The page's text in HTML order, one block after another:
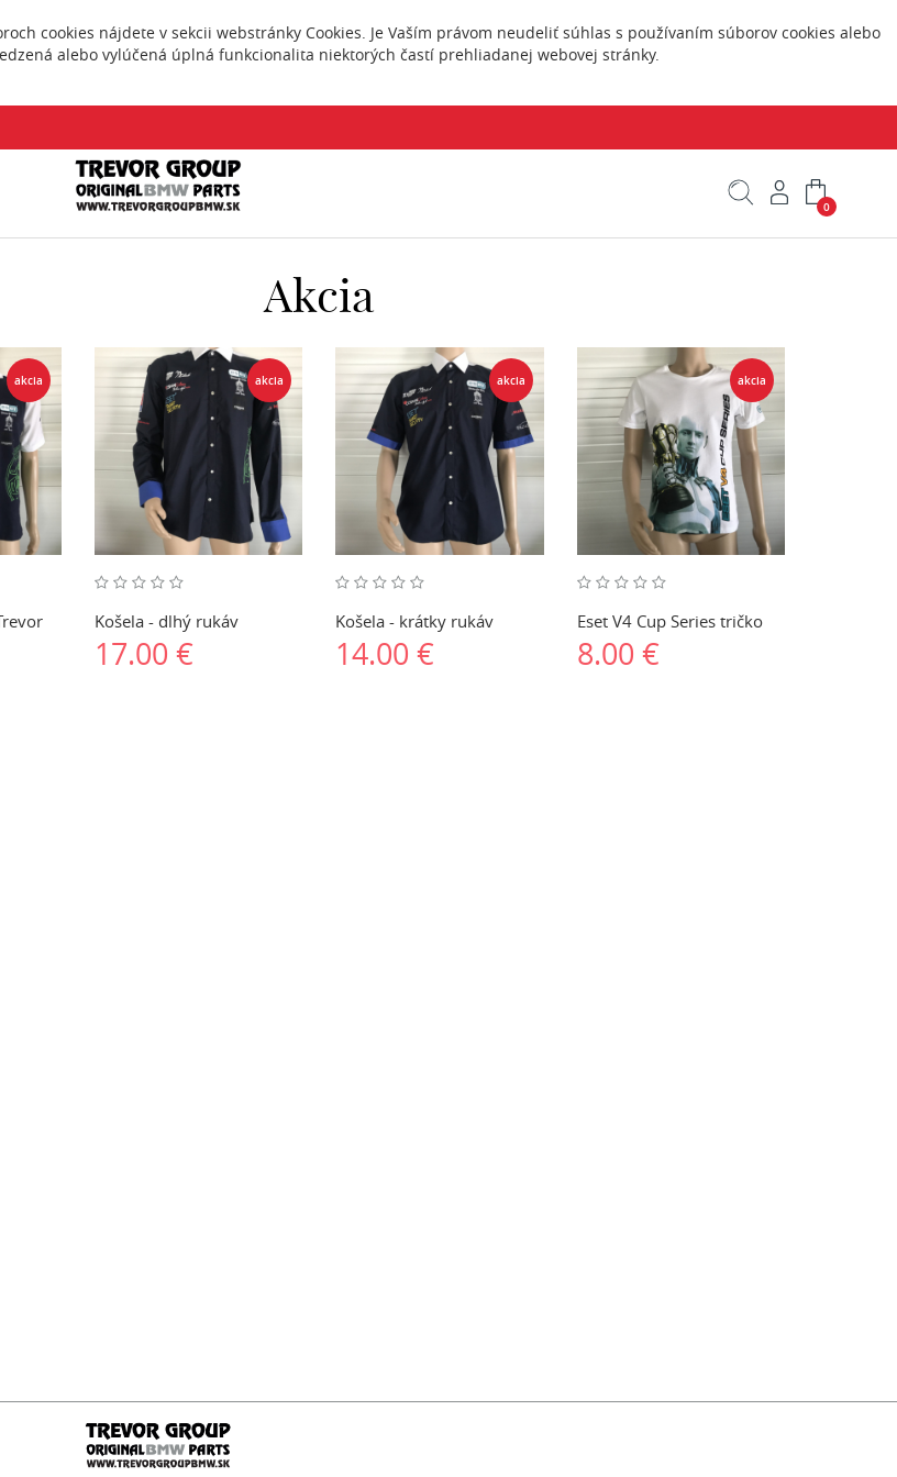
cookies nájdete v sekcii webstránky Cookies. Je Vaším právom neudeliť súhlas s používaním súborov cookies alebo
alebo vylúčená úplná funkcionalita niektorých častí prehliadanej webovej stránky.
0
Akcia
akcia akcia
Košela - dlhý rukáv
17.00 €
akcia
Košela - krátky rukáv
14.00 €
akcia
Eset V4 Cup Series tričko
8.00 €